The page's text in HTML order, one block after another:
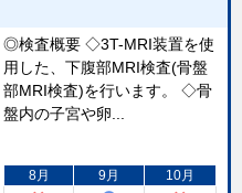
◎検査概要 ◇3T-MRI装置を使
用した、下腹部MRI検査(骨盤
部MRI検査)を行います。 ◇骨
盤内の子宮や卵...
8月 9月 10月